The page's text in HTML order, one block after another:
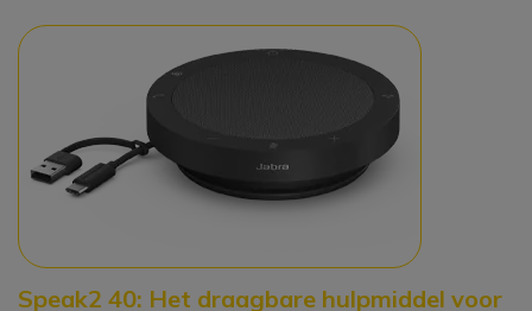
Speak2 40: Het draagbare hulpmiddel voor